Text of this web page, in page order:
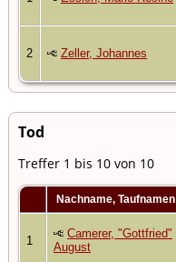
2 Zeller, Johannes
Tod
Treffer 1 bis 10 von 10
Nachname, Taufnamen
1
Camerer, "Gottfried"
August